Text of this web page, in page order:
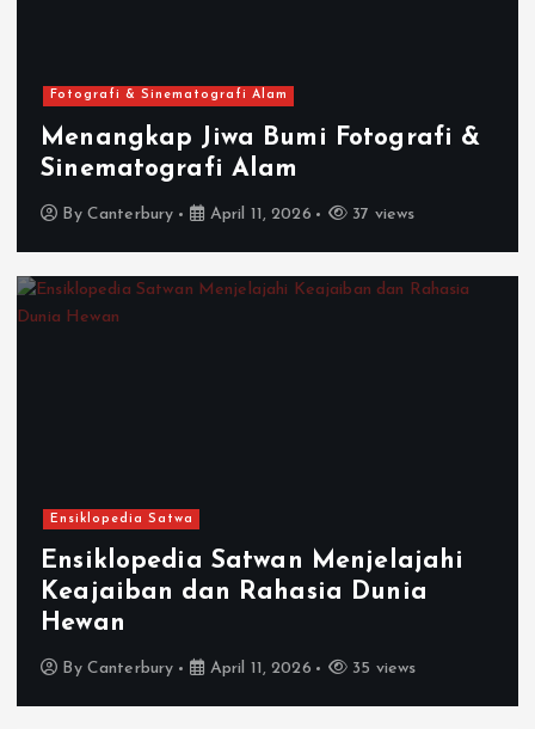
Fotografi & Sinematografi Alam
Menangkap Jiwa Bumi Fotografi &
Sinematografi Alam
By Canterbury April 11, 2026 37 views
Ensiklopedia Satwa
Ensiklopedia Satwan Menjelajahi
Keajaiban dan Rahasia Dunia
Hewan
By Canterbury April 11, 2026 35 views